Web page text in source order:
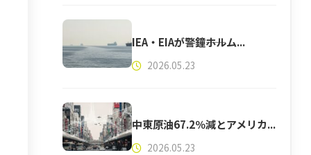
IEA・EIAが警鐘――ホルム...
2026.05.23
中東原油67.2％減とアメリカ...
2026.05.23